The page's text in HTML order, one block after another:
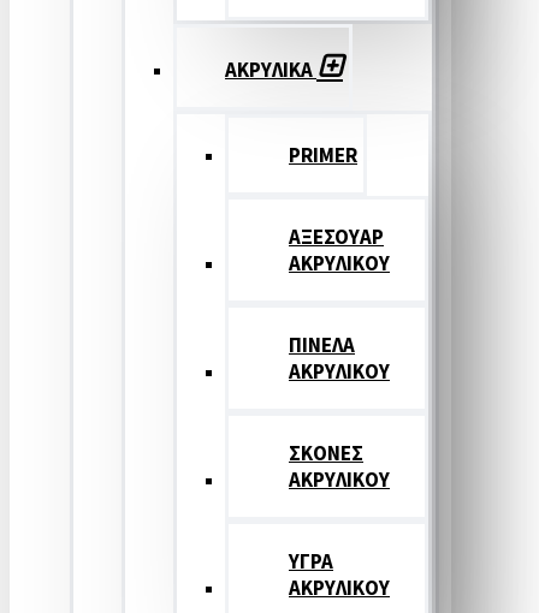
ΑΚΡΥΛΙΚΑ
PRIMER
ΑΞΕΣΟΥΑΡ
ΑΚΡΥΛΙΚΟΥ
ΠΙΝΕΛΑ
ΑΚΡΥΛΙΚΟΥ
ΣΚΟΝΕΣ
ΑΚΡΥΛΙΚΟΥ
ΥΓΡΑ
ΑΚΡΥΛΙΚΟΥ